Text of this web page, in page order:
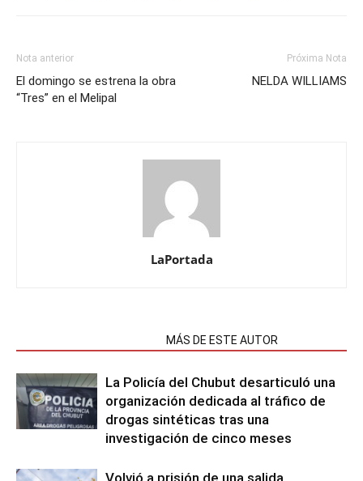
Nota anterior
El domingo se estrena la obra
“Tres” en el Melipal
Próxima Nota
NELDA WILLIAMS
LaPortada
MÁS DE ESTE AUTOR
La Policía del Chubut desarticuló una
organización dedicada al tráfico de
drogas sintéticas tras una
investigación de cinco meses
Volvió a prisión de una salida